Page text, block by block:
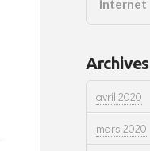
internet
Archives
avril 2020
mars 2020